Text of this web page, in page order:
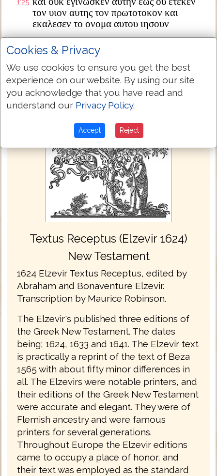
1:25
τον υιον αυτης τον πρωτοτοκον και
εκαλεσεν το ονομα αυτου ιησουν
Next Chapter »
Textus Receptus (Elzevir 1624)
New Testament
1624 Elzevir Textus Receptus, edited by
Abraham and Bonaventure Elzevir.
Transcription by Maurice Robinson.
The Elzevir's published three editions of
the Greek New Testament. The dates
being; 1624, 1633 and 1641. The Elzevir text
is practically a reprint of the text of Beza
1565 with about fifty minor differences in
all. The Elzevirs were notable printers, and
their editions of the Greek New Testament
were accurate and elegant. They were of
Flemish ancestry and were famous
printers for several generations.
Throughout Europe the Elzevir editions
came to occupy a place of honor, and
their text was employed as the standard
Cookies & Privacy
We use cookies to ensure you get the best
experience on our website. By using our site
you acknowledge that you have read and
understand our Privacy Policy.
Accept Reject